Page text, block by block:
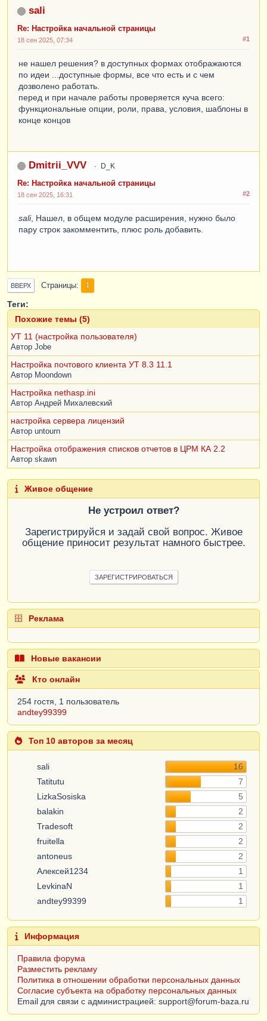
sali
Re: Настройка начальной страницы
#1
18 сен 2025, 07:34
не нашел решения? в доступных формах отображаются
по идеи ...доступные формы, все что есть и с чем
дозволено работать.
перед и при начале работы проверяется куча всего:
функциональные опции, роли, права, условия, шаблоны в
конце концов
Dmitrii_VVV D_K
Re: Настройка начальной страницы
#2
18 сен 2025, 16:31
sali, Нашел, в общем модуле расширения, нужно было
пару строк закомментить, плюс роль добавить.
ВВЕРХ Страницы 1
Теги:
Похожие темы (5)
УТ 11 (настройка пользователя)
Автор Jobe
Настройка почтового клиента УТ 8.3 11.1
Автор Moondown
Настройка nethasp.ini
Автор Андрей Михалевский
настройка сервера лицензий
Автор untourn
Настройка отображения списков отчетов в ЦРМ КА 2.2
Автор skawn
Живое общение
Не устроил ответ?
Зарегистрируйся и задай свой вопрос. Живое
общение приносит результат намного быстрее.
ЗАРЕГИСТРИРОВАТЬСЯ
Реклама
Новые вакансии
Кто онлайн
254 гостя, 1 пользователь
andtey99399
Топ 10 авторов за месяц
sali
16
Tatitutu
7
LizkaSosiska
5
balakin
2
Tradesoft
2
fruitella
2
antoneus
2
Алексей1234
1
LevkinaN
1
andtey99399
1
Информация
Правила форума
Разместить рекламу
Политика в отношении обработки персональных данных
Согласие субъекта на обработку персональных данных
Email для связи с администрацией: